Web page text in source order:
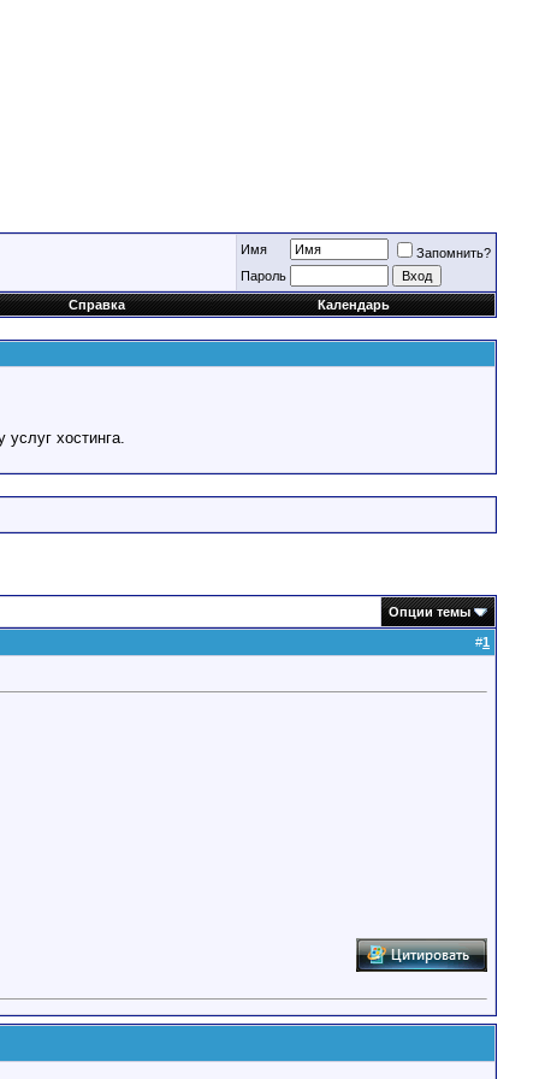
Имя
Запомнить?
Пароль
Справка
Календарь
хостинга.
Опции темы
#1